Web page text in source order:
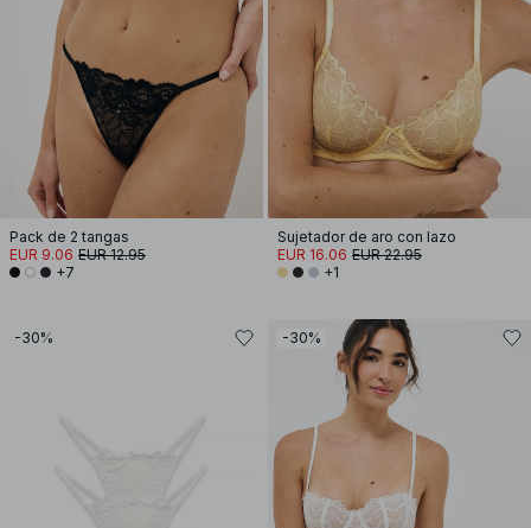
Pack de 2 tangas
EUR 9.06 EUR 12.95
+7
Sujetador de aro con lazo
EUR 16.06 EUR 22.95
+1
-30% -30%